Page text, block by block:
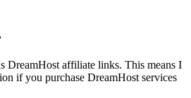
DreamHost affiliate links. This means I
if you purchase DreamHost services